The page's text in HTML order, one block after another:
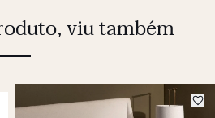
viu também